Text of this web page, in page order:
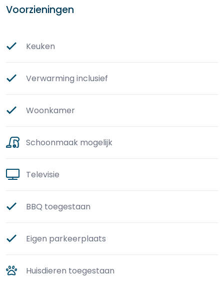
Voorzieningen
Keuken
Verwarming inclusief
Woonkamer
Schoonmaak mogelijk
Televisie
BBQ toegestaan
Eigen parkeerplaats
Huisdieren toegestaan